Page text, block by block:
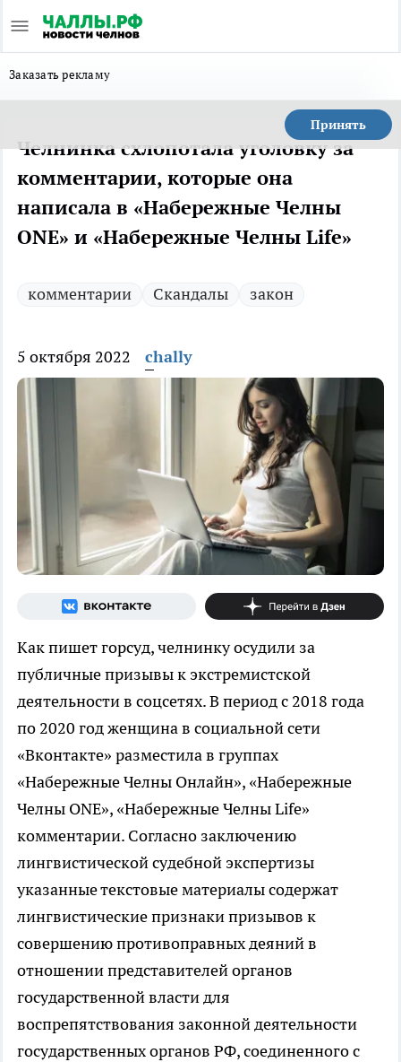
Заказать рекламу
Принять
Челнинка схлопотала уголовку за
комментарии, которые она
написала в «Набережные Челны
ONE» и «Набережные Челны Life»
комментарии Скандалы закон
5 октября 2022 chally
Как пишет горсуд, челнинку осудили за
публичные призывы к экстремистской
деятельности в соцсетях. В период с 2018 года
по 2020 год женщина в социальной сети
«Вконтакте» разместила в группах
«Набережные Челны Онлайн», «Набережные
Челны ONE», «Набережные Челны Life»
комментарии. Согласно заключению
лингвистической судебной экспертизы
указанные текстовые материалы содержат
лингвистические признаки призывов к
совершению противоправных деяний в
отношении представителей органов
государственной власти для
воспрепятствования законной деятельности
государственных органов РФ, соединенного с